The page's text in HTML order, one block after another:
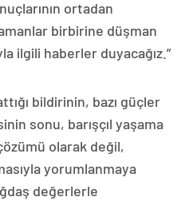
ortadan
birbirine düşman
ilgili haberler duyacağız.”
bildirinin, bazı güçler
sonu, barışçıl yaşama
olarak değil,
yorumlanmaya
değerlerle